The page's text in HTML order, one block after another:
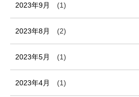
2023年9月 (1)
2023年8月 (2)
2023年5月 (1)
2023年4月 (1)